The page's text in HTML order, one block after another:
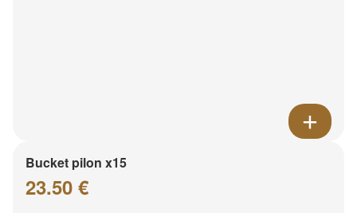
Bucket pilon x15
23.50 €